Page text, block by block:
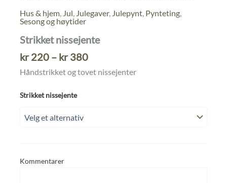
Hus & hjem Jul Julegaver, Julepynt Pynteting
Sesong og høytider
Strikket nissejente
kr220 – kr380Prisområde:
kr 220
Håndstrikket og tovet nissejenter
Strikket nissejente
Kommentarer